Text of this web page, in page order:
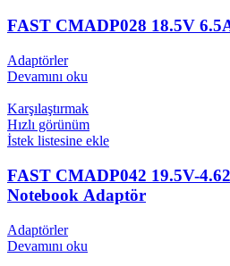
FAST CMADP028 18.5V
Adaptörler
Devamını oku
Karşılaştırmak
Hızlı görünüm
İstek listesine ekle
FAST CMADP042 19.5V-
Notebook Adaptör
Adaptörler
Devamını oku